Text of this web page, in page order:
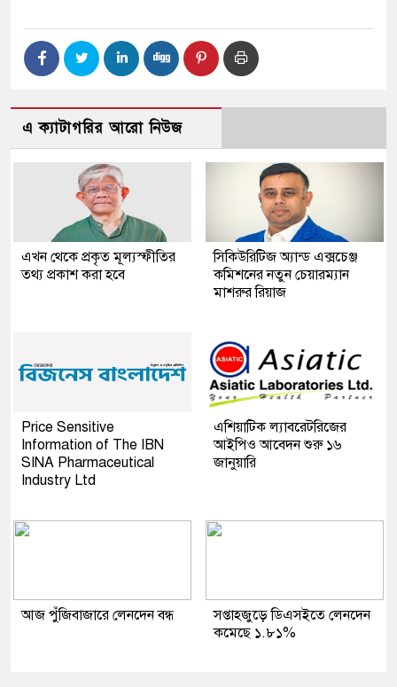
এ ক্যাটাগরির আরো নিউজ
এখন থেকে প্রকৃত মূল্যস্ফীতির
তথ্য প্রকাশ করা হবে
সিকিউরিটিজ অ্যান্ড এক্সচেঞ্জ
কমিশনের নতুন চেয়ারম্যান
মাশরুর রিয়াজ
Price Sensitive
Information of The IBN
SINA Pharmaceutical
Industry Ltd
এশিয়াটিক ল্যাবরেটরিজের
আইপিও আবেদন শুরু ১৬
জানুয়ারি
আজ পুঁজিবাজারে লেনদেন বন্ধ
সপ্তাহজুড়ে ডিএসইতে লেনদেন
কমেছে ১.৮১%